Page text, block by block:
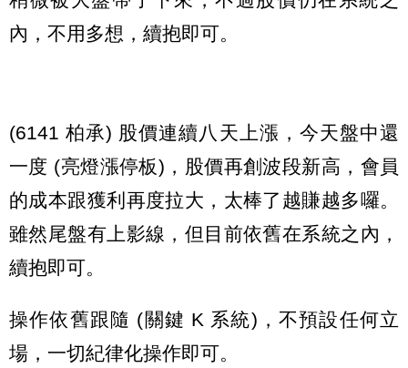
內，不用多想，續抱即可。
(6141 柏承) 股價連續八天上漲，今天盤中還
一度 (亮燈漲停板)，股價再創波段新高，會員
的成本跟獲利再度拉大，太棒了越賺越多囉。
雖然尾盤有上影線，但目前依舊在系統之內，
續抱即可。
操作依舊跟隨 (關鍵 K 系統)，不預設任何立
場，一切紀律化操作即可。